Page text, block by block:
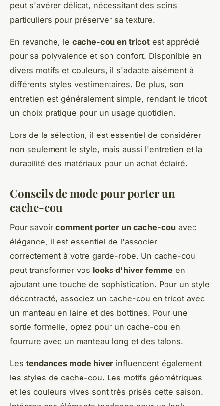
peut s'avérer délicat, nécessitant des soins
particuliers pour préserver sa texture.
En revanche, le cache-cou en tricot est apprécié
pour sa polyvalence et son confort. Disponible en
divers motifs et couleurs, il s'adapte aisément à
différents styles vestimentaires. De plus, son
entretien est généralement simple, rendant le tricot
un choix pratique pour un usage quotidien.
Lors de la sélection, il est essentiel de considérer
non seulement le style, mais aussi l'entretien et la
durabilité des matériaux pour un achat éclairé.
Conseils de mode pour porter un
cache-cou
Pour savoir comment porter un cache-cou avec
élégance, il est essentiel de l'associer
correctement à votre garde-robe. Un cache-cou
peut transformer vos looks d'hiver femme en
ajoutant une touche de sophistication. Pour un style
décontracté, associez un cache-cou en tricot avec
un manteau en laine et des bottines. Pour une
sortie formelle, optez pour un cache-cou en
fourrure avec un manteau long et des talons.
Les tendances mode hiver influencent également
les styles de cache-cou. Les motifs géométriques
et les couleurs vives sont très prisés cette saison.